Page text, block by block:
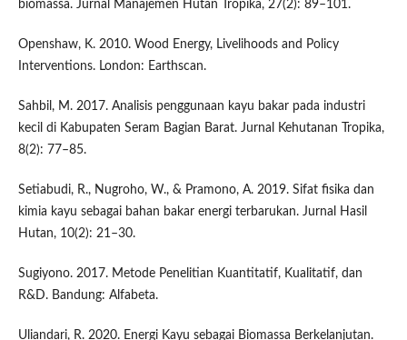
biomassa. Jurnal Manajemen Hutan Tropika, 27(2): 89–101.
Openshaw, K. 2010. Wood Energy, Livelihoods and Policy
Interventions. London: Earthscan.
Sahbil, M. 2017. Analisis penggunaan kayu bakar pada industri
kecil di Kabupaten Seram Bagian Barat. Jurnal Kehutanan Tropika,
8(2): 77–85.
Setiabudi, R., Nugroho, W., & Pramono, A. 2019. Sifat fisika dan
kimia kayu sebagai bahan bakar energi terbarukan. Jurnal Hasil
Hutan, 10(2): 21–30.
Sugiyono. 2017. Metode Penelitian Kuantitatif, Kualitatif, dan
R&D. Bandung: Alfabeta.
Uliandari, R. 2020. Energi Kayu sebagai Biomassa Berkelanjutan.